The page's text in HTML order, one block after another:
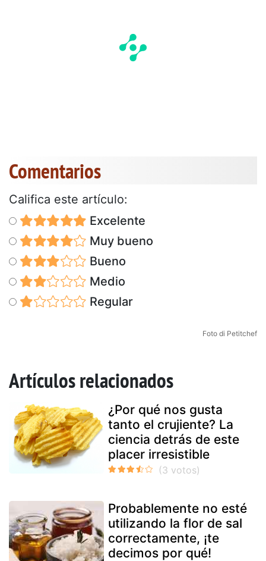
Comentarios
Califica este artículo:
Excelente
Muy bueno
Bueno
Medio
Regular
Foto di Petitchef
Artículos relacionados
¿Por qué nos gusta
tanto el crujiente? La
ciencia detrás de este
placer irresistible
Probablemente no esté
utilizando la flor de sal
correctamente, ¡te
decimos por qué!